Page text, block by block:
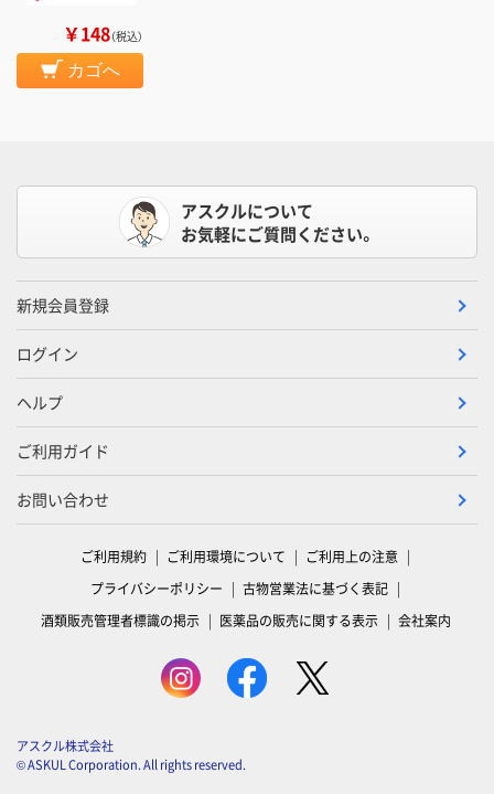
￥148（税込）
カゴへ
アスクルについて
お気軽にご質問ください。
新規会員登録
ログイン
ヘルプ
ご利用ガイド
お問い合わせ
ご利用規約 ご利用環境について
ご利用上の注意
プライバシーポリシー
古物営業法に基づく表記
酒類販売管理者標識の掲示
医薬品の販売に関する表示 会社案内
アスクル株式会社
© ASKUL Corporation. All rights reserved.